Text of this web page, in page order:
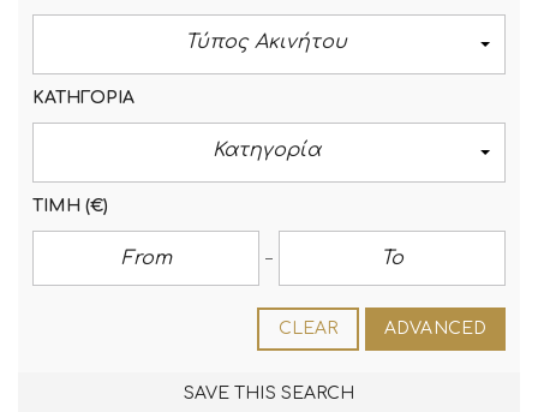
Τύπος Ακινήτου
ΚΑΤΗΓΟΡΊΑ
Κατηγορία
ΤΙΜΉ (€)
CLEAR ADVANCED
SAVE THIS SEARCH